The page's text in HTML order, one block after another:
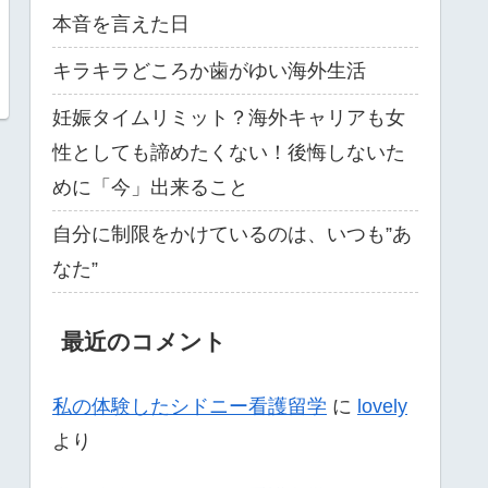
本音を言えた日
キラキラどころか歯がゆい海外生活
妊娠タイムリミット？海外キャリアも女
性としても諦めたくない！後悔しないた
めに「今」出来ること
自分に制限をかけているのは、いつも”あ
なた”
最近のコメント
私の体験したシドニー看護留学 に lovely
より